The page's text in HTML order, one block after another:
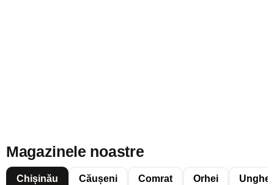
Magazinele noastre
Chișinău Căușeni Comrat Orhei